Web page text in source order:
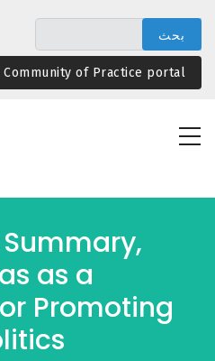
المحتوى
الرئيسيCommunity of Practice portal
as a
Promoting